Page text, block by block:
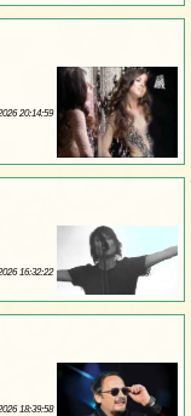
20:14:59
16:32:22
18:39:58